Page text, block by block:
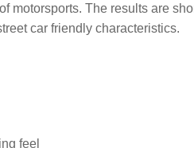
motorsports. The results are
car friendly characteristics.
feel